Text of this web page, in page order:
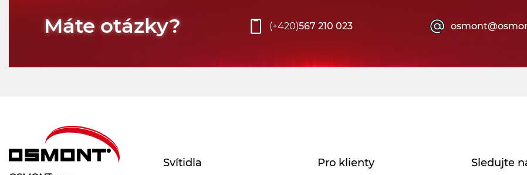
Máte otázky? (+420)567 210 023
Svítidla Pro klienty Sledujte